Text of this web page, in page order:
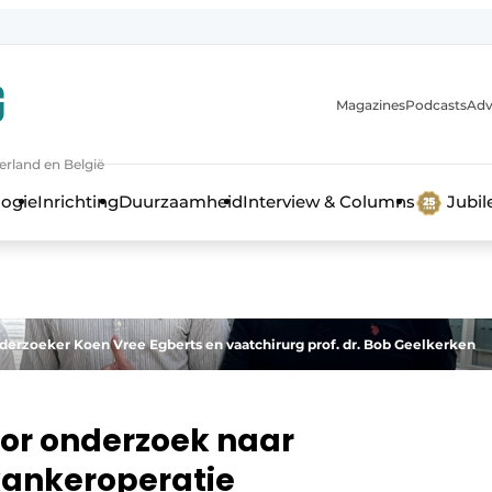
en België
MagazinesPodcasts
InrichtingDuurzaamheidInterview & Columns
Koen Vree Egberts en vaatchirurg prof. dr. Bob Geelkerken
onderzoek naar